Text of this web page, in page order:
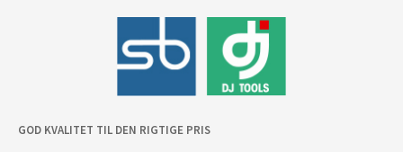
GOD KVALITET TIL DEN RIGTIGE PRIS